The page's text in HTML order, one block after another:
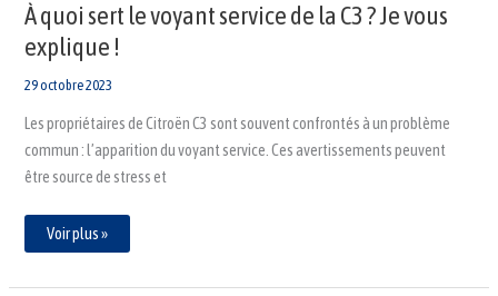
À quoi sert le voyant service de la C3 ? Je vous
explique !
29 octobre 2023
Les propriétaires de Citroën C3 sont souvent confrontés à un problème
commun : l’apparition du voyant service. Ces avertissements peuvent
être source de stress et
Voir plus »